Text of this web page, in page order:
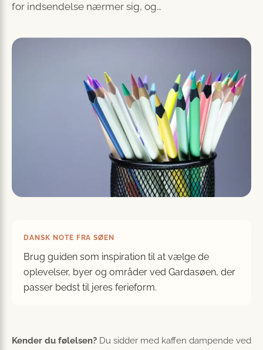
for indsendelse nærmer sig, og…
DANSK NOTE FRA SØEN
Brug guiden som inspiration til at vælge de
oplevelser, byer og områder ved Gardasøen, der
passer bedst til jeres ferieform.
Kender du følelsen? Du sidder med kaffen dampende ved